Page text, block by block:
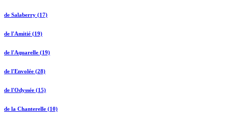
de Salaberry (17)
de l'Amitié (19)
de l'Aquarelle (19)
de l'Envolée (28)
de l'Odyssée (15)
de la Chanterelle (10)